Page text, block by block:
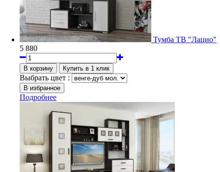
Тумба ТВ "Лацио"
5 880
Выбрать цвет :
Подробнее